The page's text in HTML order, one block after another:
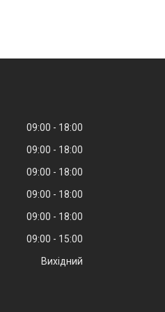
09:00
18:00
09:00
18:00
09:00
18:00
09:00
18:00
09:00
18:00
09:00
15:00
Вихідний